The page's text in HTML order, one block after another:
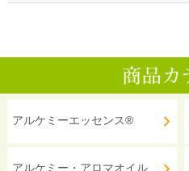
アルケミーエッセンス®
アルケミー・アロマオイル